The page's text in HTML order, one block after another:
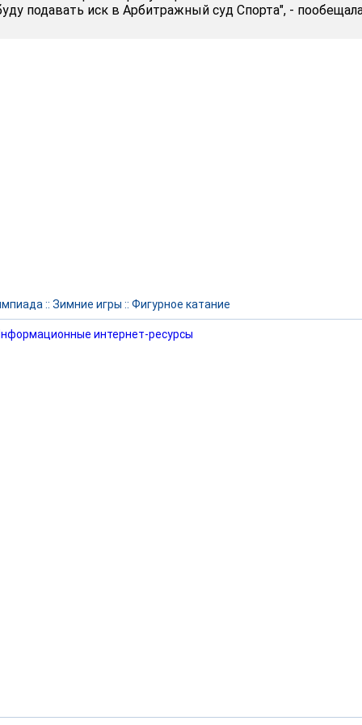
подавать иск в Арбитражный суд Спорта", -
:: Зимние игры :: Фигурное катание
интернет-ресурсы